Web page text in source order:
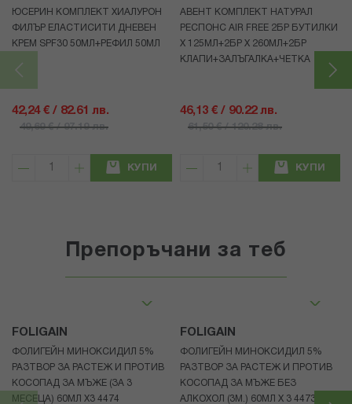
ЮСЕРИН КОМПЛЕКТ ХИАЛУРОН
ФИЛЪР ЕЛАСТИСИТИ ДНЕВЕН
КРЕМ SPF30 50МЛ+РЕФИЛ 50МЛ
42,24 € / 82.61 лв.
49,69 € / 97.19 лв.
КУПИ
АВЕНТ КОМПЛЕКТ НАТУРАЛ
РЕСПОНС AIR FREE 2БР БУТИЛКИ
Х 125МЛ+2БР Х 260МЛ+2БР
КЛАПИ+ЗАЛЪГАЛКА+ЧЕТКА
46,13 € / 90.22 лв.
61,50 € / 120.28 лв.
КУПИ
Препоръчани за теб
FOLIGAIN
ФОЛИГЕЙН МИНОКСИДИЛ 5%
РАЗТВОР ЗА РАСТЕЖ И ПРОТИВ
КОСОПАД ЗА МЪЖЕ (ЗА 3
МЕСЕЦА) 60МЛ X3 4474
FOLIGAIN
ФОЛИГЕЙН МИНОКСИДИЛ 5%
РАЗТВОР ЗА РАСТЕЖ И ПРОТИВ
КОСОПАД ЗА МЪЖЕ БЕЗ
АЛКОХОЛ (3М.) 60МЛ X 3 4473